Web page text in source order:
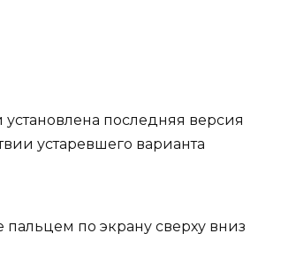
последняя версия
устаревшего варианта
пальцем по экрану сверху вниз